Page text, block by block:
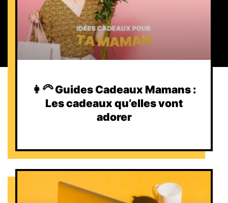
👩‍🦳 Guides Cadeaux Mamans :
Les cadeaux qu’elles vont
adorer